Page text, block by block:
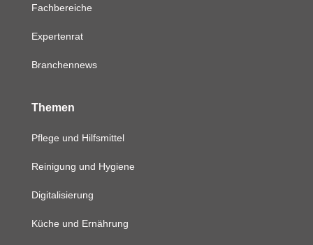
Fachbereiche
Expertenrat
Branchennews
Themen
Pflege und Hilfsmittel
Reinigung und Hygiene
Digitalisierung
Küche und Ernährung